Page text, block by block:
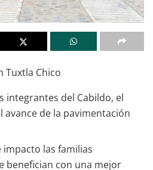
Tuxtla Chico
integrantes del Cabildo, el
avance de la pavimentación
impacto las familias
benefician con una mejor